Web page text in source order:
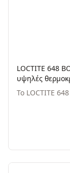
LOCTITE 648
υψηλές
Το LOCTITE